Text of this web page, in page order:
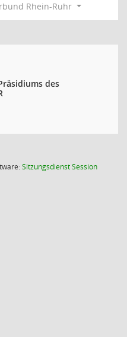
Rhein-Ruhr
des
SitzungsdienstSession(Wird in